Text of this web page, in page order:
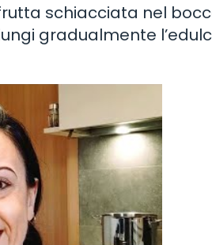
schiacciata nel
gradualmente